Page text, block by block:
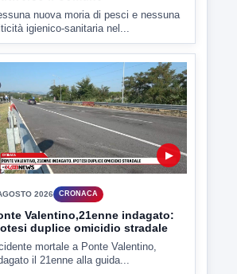
2026 ATTUALITÀ
e Calore, l'ASL parla
il Comune
nuova moria di pesci e nessuna
igienico-sanitaria nel...